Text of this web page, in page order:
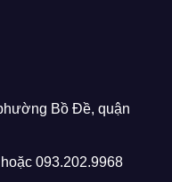
Bồ Đề, quận
093.202.9968